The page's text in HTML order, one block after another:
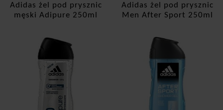
Adidas żel pod prysznic
męski Adipure 250ml
Adidas żel pod prysznic
Men After Sport 250ml